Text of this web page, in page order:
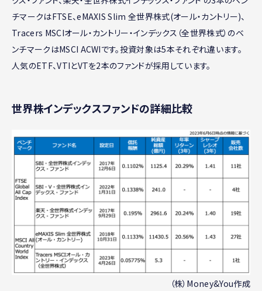
チマークはFTSE、eMAXIS Slim 全世界株式(オール・カントリー)、
Tracers MSCIオール・カントリー・インデックス（全世界株式）のベ
ンチマークはMSCI ACWIです。投資対象は5本それぞれ違います。
人気のETF、VTIとVTを2本のファンドが採用しています。
世界株インデックスファンドの詳細比較
（株）Money&You作成